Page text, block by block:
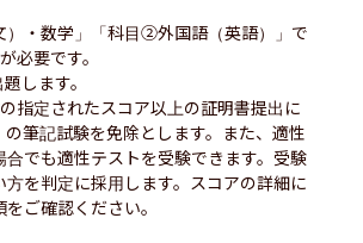
）・数学」「科目②外国語（英語）」で
必要です。
します。
指定されたスコア以上の証明書提出に
筆記試験を免除とします。また、適性
でも適性テストを受験できます。受験
方を判定に採用します。スコアの詳細に
ご確認ください。